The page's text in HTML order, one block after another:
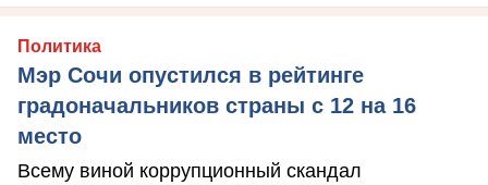
Политика
Мэр Сочи опустился в рейтинге
градоначальников страны с 12 на 16
место
Всему виной коррупционный скандал